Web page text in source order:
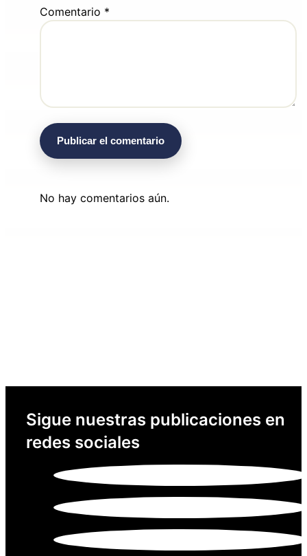
Comentario *
No hay comentarios aún.
Sigue nuestras publicaciones en
redes sociales